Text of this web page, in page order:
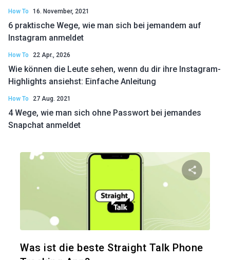
How To 16. November, 2021
6 praktische Wege, wie man sich bei jemandem auf
Instagram anmeldet
How To 22 Apr., 2026
Wie können die Leute sehen, wenn du dir ihre Instagram-
Highlights ansiehst: Einfache Anleitung
How To 27 Aug. 2021
4 Wege, wie man sich ohne Passwort bei jemandes
Snapchat anmeldet
Was ist die beste Straight Talk Phone